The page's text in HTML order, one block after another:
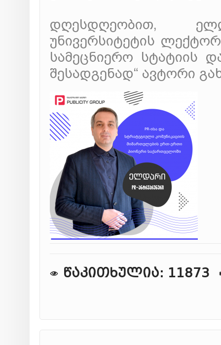
დღესდღეობით,
უნივერსიტეტის
სამეცნიერო სტატიის
შესადგენად“ ავტორი
წაკითხულია: 11873